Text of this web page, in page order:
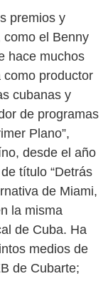
premios y
como el Benny
hace muchos
productor
cubanas y
de programas
Plano”,
desde el año
título “Detrás
de Miami,
la misma
de Cuba. Ha
medios de
de Cubarte;